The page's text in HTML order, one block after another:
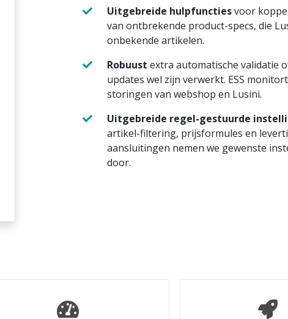
Uitgebreide hulpfunctiesvoor
van ontbrekende product-specs, die
onbekende artikelen.
Robuust extra automatische validatie
updates wel zijn verwerkt. ESS
storingen van webshop en Lusini.
Uitgebreide regel-gestuurde
artikel-filtering, prijsformules en
aansluitingen nemen we gewenste
door.